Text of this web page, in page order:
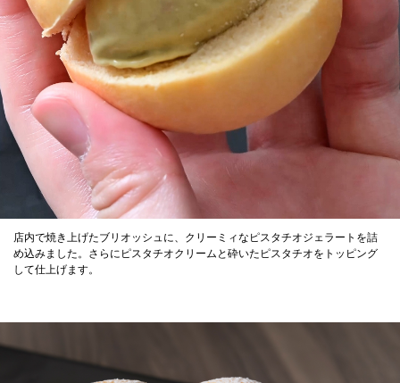
店内で焼き上げたブリオッシュに、クリーミィなピスタチオジェラートを詰
め込みました。さらにピスタチオクリームと砕いたピスタチオをトッピング
して仕上げます。